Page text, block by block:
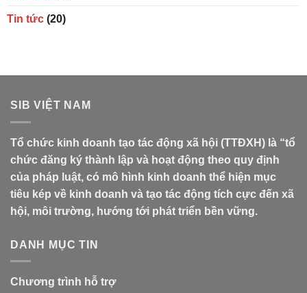
Tin tức (20)
SIB VIỆT NAM
Tổ chức kinh doanh tạo tác động xã hội (TTĐXH) là “tổ
chức đăng ký thành lập và hoạt động theo quy định
của pháp luật, có mô hình kinh doanh thể hiện mục
tiêu kép về kinh doanh và tạo tác động tích cực đến xã
hội, môi trường, hướng tới phát triển bền vững.
DANH MỤC TIN
Chương trình hỗ trợ